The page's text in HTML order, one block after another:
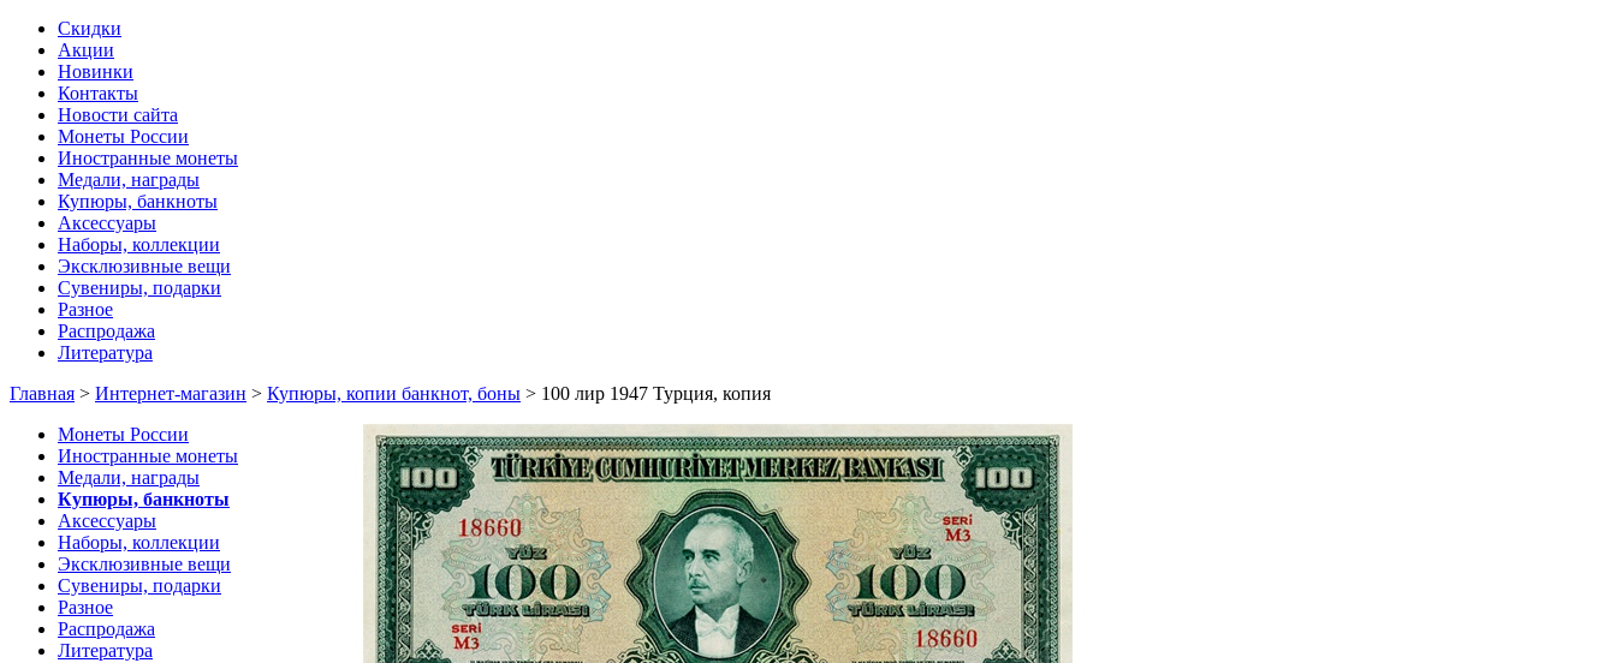
Скидки
Акции
Новинки
Контакты
Новости сайта
Монеты России
Иностранные монеты
Медали, награды
Купюры, банкноты
Аксессуары
Наборы, коллекции
Эксклюзивные вещи
Сувениры, подарки
Разное
Распродажа
Литература
Главная > Интернет-магазин > Купюры, копии банкнот, боны > 100 лир 1947 Турция, копия
Монеты России
Иностранные монеты
Медали, награды
Купюры, банкноты
Аксессуары
Наборы, коллекции
Эксклюзивные вещи
Сувениры, подарки
Разное
Распродажа
Литература